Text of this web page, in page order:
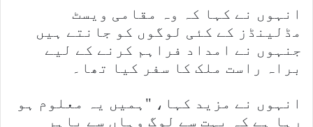
انہوں نے کہا کہ وہ مقامی ویسٹ
مڈلینڈز کے کئی لوگوں کو جانتے ہیں
جنہوں نے امداد فراہم کرنے کے لیے
براہ راست ملک کا سفر کیا تھا۔
انہوں نے مزید کہا، "ہمیں یہ معلوم ہو
رہا ہے کہ بہت سے لوگ وہاں سے باہر